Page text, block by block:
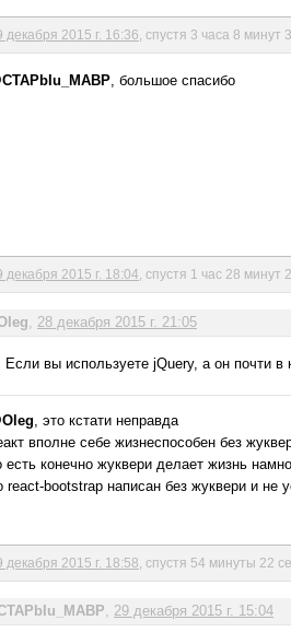
декабря 2015 г. 16:36 , спустя 3 часа 8 минут
, большое спасибо
декабря 2015 г. 18:04 , спустя 1 час 28 минут
, 28 декабря 2015 г. 21:05
Если вы используете jQuery, а он почти в
, это кстати неправда
вполне себе жизнеспособен без
есть конечно жуквери делает жизнь
react-bootstrap написан без жуквери и не
декабря 2015 г. 18:58 , спустя 54 минуты 22
, 29 декабря 2015 г. 15:04